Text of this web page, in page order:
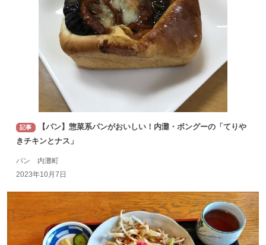
記事
【パン】惣菜系パンがおいしい！内灘・ボングーの「てりや
きチキンとナス」
パン 内灘町
2023年10月7日